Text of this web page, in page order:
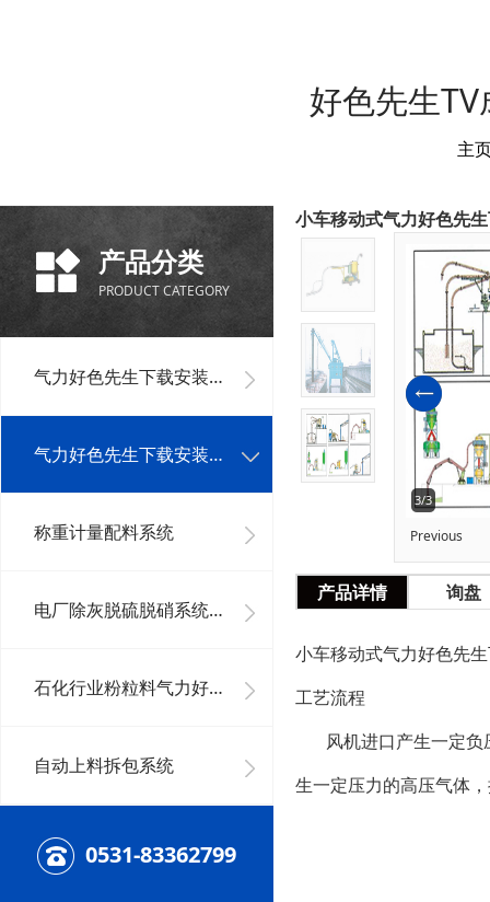
好色先生TV
主
产品分类
PRODUCT CATEGORY
气力好色先生下载安装单机设备
气力好色先生下载安装系统工程
称重计量配料系统
电厂除灰脱硫脱硝系统及其它好色先生下载安装系统
石化行业粉粒料气力好色先生下载安装系统
自动上料拆包系统
0531-83362799
小车移动式气力好色先
3/3
Previous
产品详情 询盘
小车移动式气力好色先
工艺流程
风机进口产生一定负压
生一定压力的高压气体